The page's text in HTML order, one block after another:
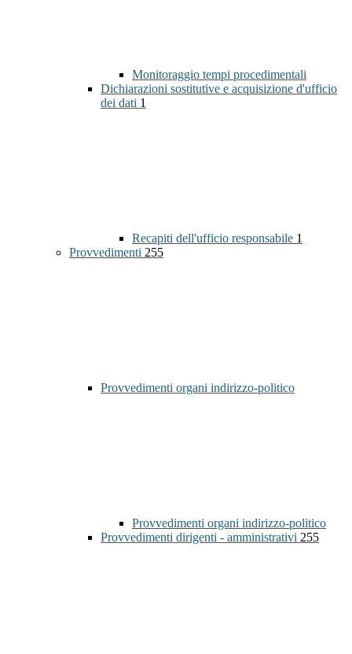
Monitoraggio tempi procedimentali
Dichiarazioni sostitutive e acquisizione d'ufficio
dei dati 1
Recapiti dell'ufficio responsabile 1
Provvedimenti 255
Provvedimenti organi indirizzo-politico
Provvedimenti organi indirizzo-politico
Provvedimenti dirigenti - amministrativi 255